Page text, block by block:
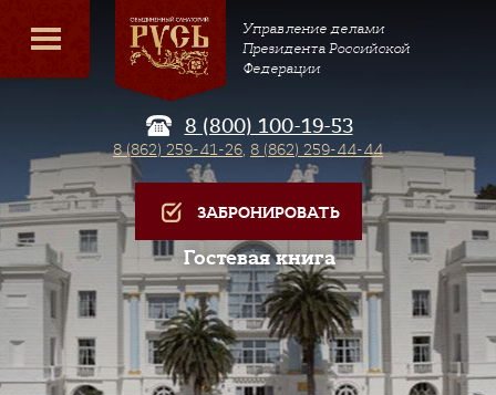
Управление делами
Президента Российской
Федерации
8 (800) 100-19-53
8 (862) 259-41-26, 8 (862) 259-44-44
ЗАБРОНИРОВАТЬ
Гостевая книга